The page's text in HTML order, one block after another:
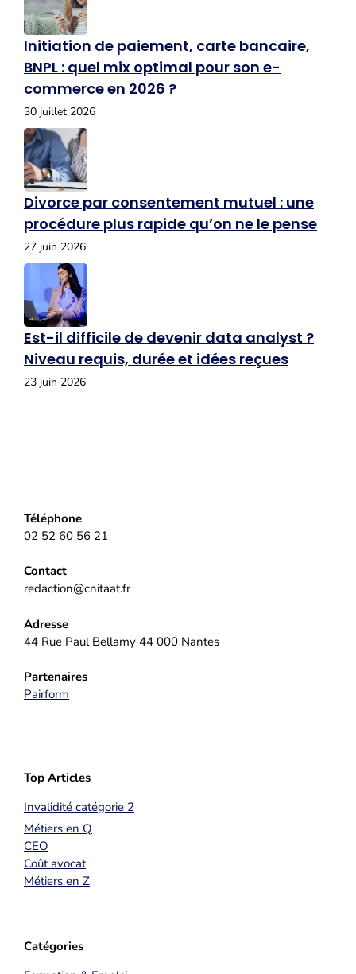
Initiation de paiement, carte bancaire,
BNPL : quel mix optimal pour son e-
commerce en 2026 ?
30 juillet 2026
Divorce par consentement mutuel : une
procédure plus rapide qu’on ne le pense
27 juin 2026
Est-il difficile de devenir data analyst ?
Niveau requis, durée et idées reçues
23 juin 2026
Téléphone
02 52 60 56 21
Contact
redaction@cnitaat.fr
Adresse
44 Rue Paul Bellamy 44 000 Nantes
Partenaires
Pairform
Top Articles
Invalidité catégorie 2
Métiers en Q
CEO
Coût avocat
Métiers en Z
Catégories